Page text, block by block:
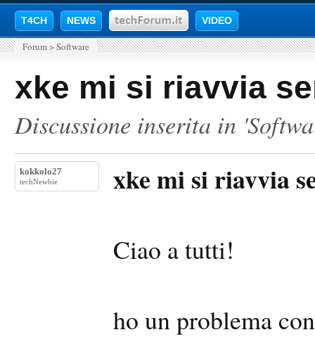
T4CH NEWS VIDEO
Forum > Software
xke mi si riavvia
Discussione inserita in '
kokkolo27
techNewbie xke mi si riavvia
Ciao a tutti!
ho un problema